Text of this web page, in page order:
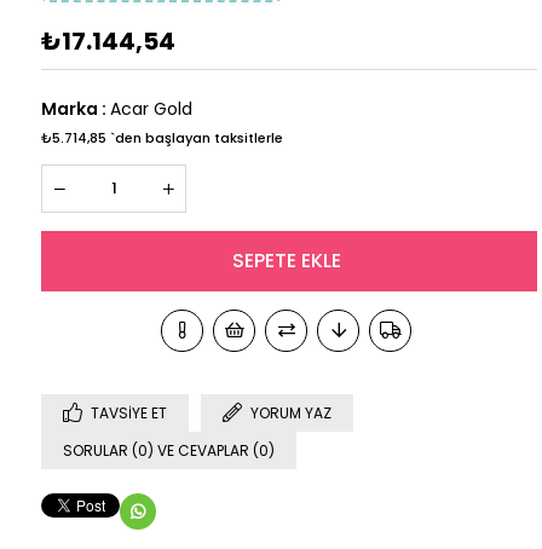
₺17.144,54
Marka : Acar Gold
₺5.714,85 `den başlayan taksitlerle
TAVSIYE ET
YORUM YAZ
SORULAR (0) VE CEVAPLAR (0)